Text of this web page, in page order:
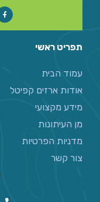
תפריט ראשי
עמוד הבית
אודות ארזים קפיטל
מידע מקצועי
מן העיתונות
מדניות הפרטיות
צור קשר